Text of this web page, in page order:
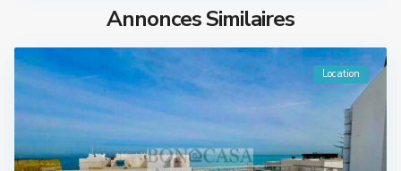
Annonces Similaires
Location